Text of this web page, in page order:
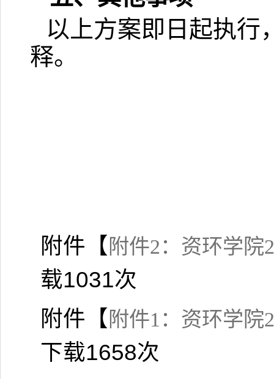
以上方案即日起执行
释。
附件【 附件2：资环学院
载1031次
附件【 附件1：资环学院
下载1658次